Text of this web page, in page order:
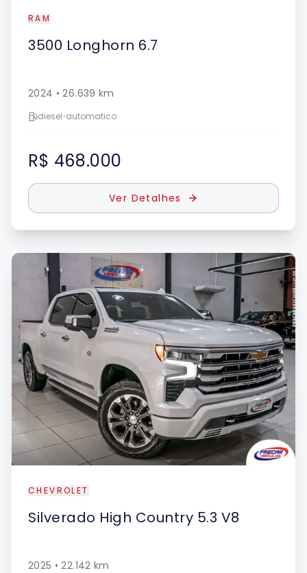
RAM
3500 Longhorn 6.7
2024 •26.639 km
diesel•automatico
R$ 468.000
Ver Detalhes
CHEVROLET
Silverado High Country 5.3 V8
2025 •22.142 km